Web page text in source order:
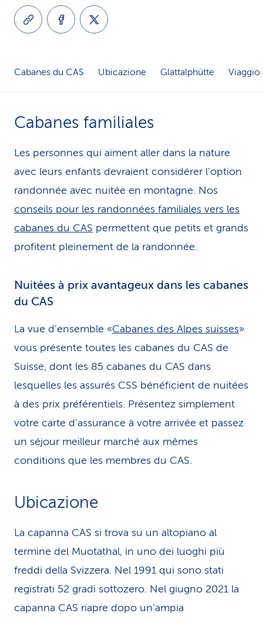
e
v
z
i
o
Cabanes du CAS Ubicazione Glattalphütte Viaggio
Cabanes familiales
Les personnes qui aiment aller dans la nature
avec leurs enfants devraient considérer l'option
randonnée avec nuitée en mon­ta­gne. Nos
conseils pour les randonnées familiales vers les
cabanes du CAS permettent que petits et grands
profitent pleinement de la randonnée.
Nuitées à prix avantageux dans les cabanes
du CAS
La vue d'ensemble «Cabanes des Alpes suisses»
vous présente toutes les cabanes du CAS de
Suisse, dont les 85 cabanes du CAS dans
lesquelles les assurés CSS bénéficient de nuitées
à des prix préférentiels. Présentez simplement
votre carte d'assurance à votre arrivée et passez
un séjour meilleur marché aux mêmes
conditions que les membres du CAS.
Ubicazione
La capanna CAS si trova su un altopiano al
termine del Muotathal, in uno dei luoghi più
freddi della Svizzera. Nel 1991 qui sono stati
registrati 52 gradi sottozero. Nel giugno 2021 la
capanna CAS riapre dopo un’ampia